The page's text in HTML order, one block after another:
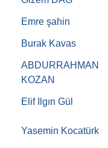
Emre şahin
Burak Kavas
ABDURRAHMAN
KOZAN
Elif Ilgın Gül
Yasemin Kocatürk